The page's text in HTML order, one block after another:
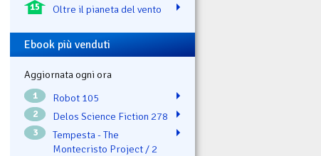
15 Oltre il pianeta del vento
Ebook più venduti
Aggiornata ogni ora
1 Robot 105
2 Delos Science Fiction 278
3
Tempesta - The
Montecristo Project / 2